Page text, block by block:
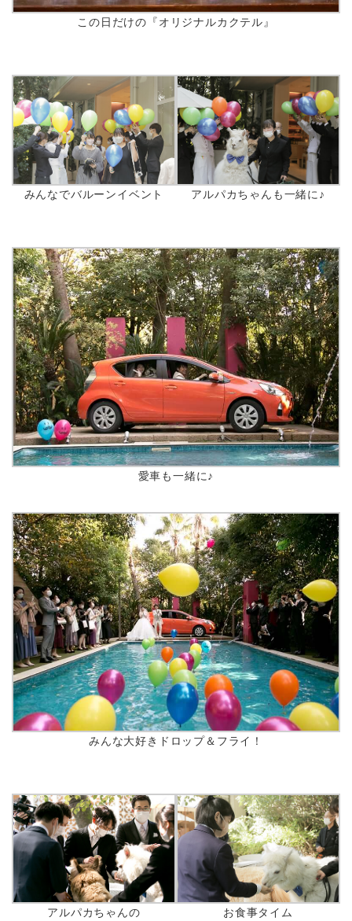
この日だけの『オリジナルカクテル』
みんなでバルーンイベント アルパカちゃんも一緒に♪
愛車も一緒に♪
みんな大好きドロップ＆フライ！
アルパカちゃんの お食事タイム